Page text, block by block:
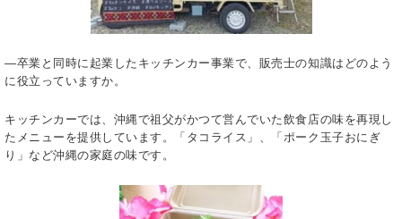
―卒業と同時に起業したキッチンカー事業で、販売士の知識はどのよう
に役立っていますか。
キッチンカーでは、沖縄で祖父がかつて営んでいた飲食店の味を再現し
たメニューを提供しています。「タコライス」、「ポーク玉子おにぎ
り」など沖縄の家庭の味です。